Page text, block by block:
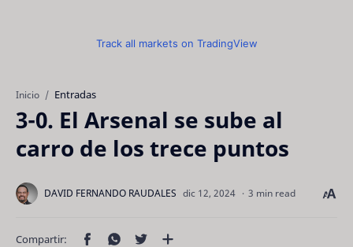
Track all markets on TradingView
Inicio Entradas
3-0. El Arsenal se sube al
carro de los trece puntos
3 min read